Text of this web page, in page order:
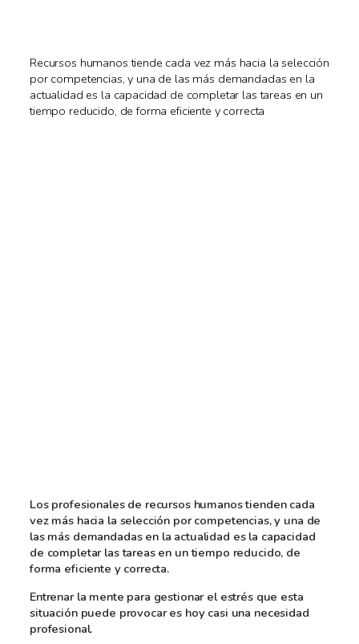
Recursos humanos tiende cada vez más hacia la selección
por competencias, y una de las más demandadas en la
actualidad es la capacidad de completar las tareas en un
tiempo reducido, de forma eficiente y correcta
Los profesionales de recursos humanos tienden cada
vez más hacia la selección por competencias, y una de
las más demandadas en la actualidad es la capacidad
de completar las tareas en un tiempo reducido, de
forma eficiente y correcta.
Entrenar la mente para gestionar el estrés que esta
situación puede provocar es hoy casi una necesidad
profesional.